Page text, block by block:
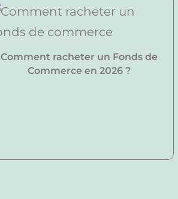
Comment racheter un Fonds de
Commerce en 2026 ?